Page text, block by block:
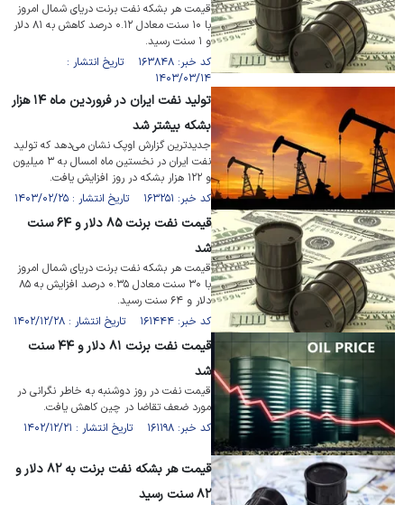
قیمت هر بشکه نفت برنت دریای شمال امروز
با ۱۰ سنت معادل ۰.۱۲ درصد کاهش به ۸۱ دلار
و ۱ سنت رسید.
کد خبر: ۱۶۳۸۴۸ تاریخ انتشار :
۱۴۰۳/۰۳/۱۴
تولید نفت ایران در فروردین ماه ۱۴ هزار
بشکه بیشتر شد
جدیدترین گزارش اوپک نشان می‌دهد که تولید
نفت ایران در نخستین ماه امسال به ۳ میلیون
و ۱۲۲ هزار بشکه در روز افزایش یافت.
کد خبر: ۱۶۳۲۵۱ تاریخ انتشار : ۱۴۰۳/۰۲/۲۵
قیمت نفت برنت ۸۵ دلار و ۶۴ سنت
شد
قیمت هر بشکه نفت برنت دریای شمال امروز
با ۳۰ سنت معادل ۰.۳۵ درصد افزایش به ۸۵
دلار و ۶۴ سنت رسید.
کد خبر: ۱۶۱۴۴۴ تاریخ انتشار : ۱۴۰۲/۱۲/۲۸
قیمت نفت برنت ۸۱ دلار و ۴۴ سنت
شد
قیمت نفت در روز دوشنبه به خاطر نگرانی در
مورد ضعف تقاضا در چین کاهش یافت.
کد خبر: ۱۶۱۱۹۸ تاریخ انتشار : ۱۴۰۲/۱۲/۲۱
قیمت هر بشکه نفت برنت به ۸۲ دلار و
۸۲ سنت رسید